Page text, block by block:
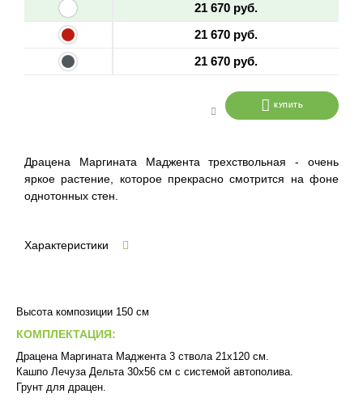
21 670 руб.
21 670 руб.
21 670 руб.
КУПИТЬ
Драцена Маргината Маджента трехствольная - очень
яркое растение, которое прекрасно смотрится на фоне
однотонных стен.
Характеристики
Высота композиции 150 см
КОМПЛЕКТАЦИЯ:
Драцена Маргината Маджента 3 ствола 21х120 см.
Кашпо Лечуза Дельта 30х56 см с системой автополива.
Грунт для драцен.